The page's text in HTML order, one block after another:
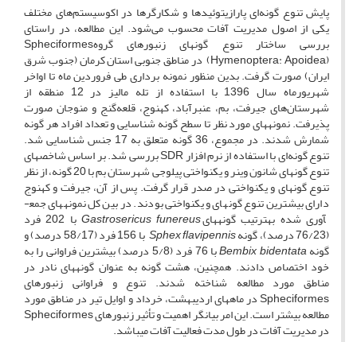
پایش تنوع گونه‌ای پارازیتوئیدها و شکارگرها در اکوسیستم‌های مختلف
یکی از اصول مدیریت آفات محسوب می‌شود. این مطالعه، در راستای
بررسی ساختار تنوع گونه­ای زنبور­های گروهSpheciformes
(Hymenoptera: Apoidea) در مناطق جنوبی استان کرمان (جنوب شرق
ایران) صورت گرفت. بدین منظور نمونه برداری طی فروردین ماه تا اواخر
شهریورماه سال 1396 با استفاده از تله مالیز در 12 منطقه از
شهرستان‌های جیرفت، بم، عنبرآباد، کهنوج، قلعه‌گنج و منوجان صورت
پذیرفت. نمونه­های مورد نظر تا سطح گونه شناسایی و تعداد افراد هر گونه
شمارش شدند. در مجموع، 36 گونه متعلق به 17 جنس شناسایی شد.
تنوع گونه‌ای با استفاده از نرم افزار SDR بررسی شد. بر اساس شاخص­های
تنوع گونه­ای شانون وینر و یکنواختی پیلوجی شهرستان بم با 20 گونه، از نظر
تنوع گونه­ای و یکنواختی در صدر قرار گرفت. پس از آن، جیرفت و کهنوج
دارای بیشترین تنوع گونه­ای و یکنواختی بودند. در بین کل نمونه­های جمع­
آوری شده به­ترتیب گونه­هایGastrosericus funereus با 202 فرد
(76/23 درصد)، گونه Sphex flavipennis با 156 فرد (58/17 درصد) و
گونهBembix bidentata با 76 فرد (5/8 درصد) بیشترین فراوانی را به
خود اختصاص دادند. همچنین، هشت گونه به عنوان گونه­های نادر در
مناطق مورد مطالعه شناخته شدند. تنوع و فراوانی زنبورهای
Spheciformes در ماه­های اردیبهشت، خرداد و اوایل تیر در مناطق مورد
مطالعه بیشتر است. این امر بیانگر اهمیت و تأثیر زنبورهای Spheciformes
در مدیریت آفات در طول مدت فعالیت آفات می­باشد.